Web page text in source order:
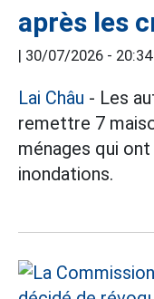
après les
| 30/07/2026 - 20:34
Lai Châu - Les
remettre 7
ménages qui
inondations.